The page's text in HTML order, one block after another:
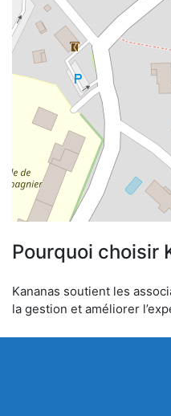
Pourquoi choisir
Kananas soutient les
la gestion et améliorer